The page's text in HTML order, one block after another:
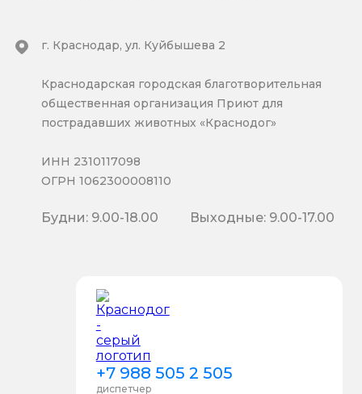
+7 988 505 2 505
диспетчер
г. Краснодар, ул. Куйбышева 2
Краснодарская городская благотворительная
общественная организация Приют для
пострадавших животных «Краснодог»
ИНН 2310117098
ОГРН 1062300008110
Будни: 9.00-18.00 Выходные: 9.00-17.00